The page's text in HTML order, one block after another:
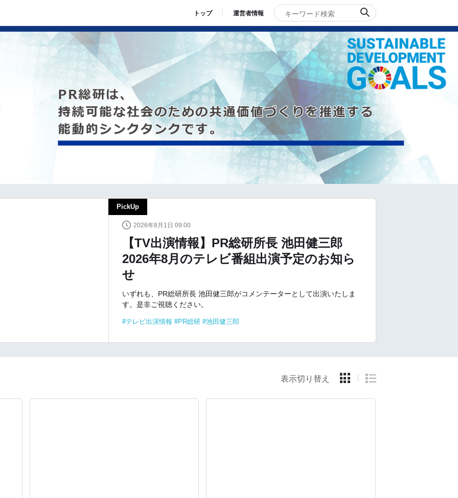
トップ 運営者情報
PickUp
2026年8月1日 09:00
【TV出演情報】PR総研所長 池田健三郎
2026年8月のテレビ番組出演予定のお知ら
せ
いずれも、PR総研所長 池田健三郎がコメンテーターとして出演いたしま
す。是非ご視聴ください。
テレビ出演情報 PR総研 池田健三郎
表示切り替え